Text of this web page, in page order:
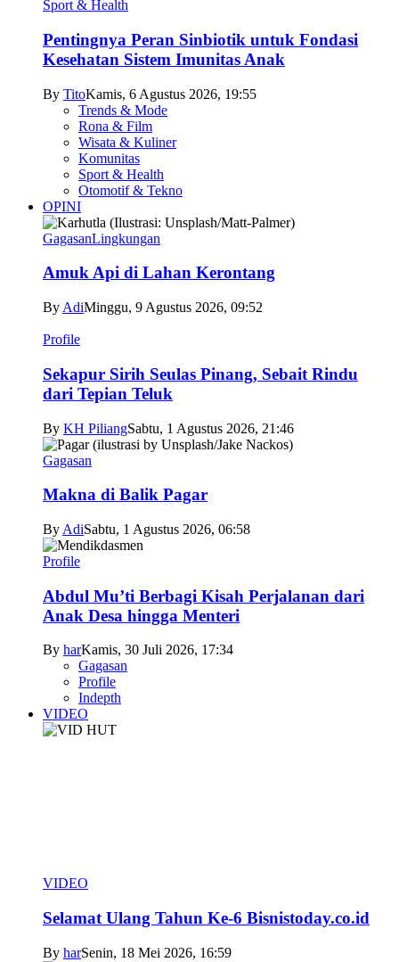
Sport & Health
Pentingnya Peran Sinbiotik untuk Fondasi
Kesehatan Sistem Imunitas Anak
By TitoKamis, 6 Agustus 2026, 19:55
Trends & Mode
Rona & Film
Wisata & Kuliner
Komunitas
Sport & Health
Otomotif & Tekno
OPINI
GagasanLingkungan
Amuk Api di Lahan Kerontang
By AdiMinggu, 9 Agustus 2026, 09:52
Profile
Sekapur Sirih Seulas Pinang, Sebait Rindu
dari Tepian Teluk
By KH PiliangSabtu, 1 Agustus 2026, 21:46
Gagasan
Makna di Balik Pagar
By AdiSabtu, 1 Agustus 2026, 06:58
Profile
Abdul Mu’ti Berbagi Kisah Perjalanan dari
Anak Desa hingga Menteri
By harKamis, 30 Juli 2026, 17:34
Gagasan
Profile
Indepth
VIDEO
VIDEO
Selamat Ulang Tahun Ke-6 Bisnistoday.co.id
By harSenin, 18 Mei 2026, 16:59